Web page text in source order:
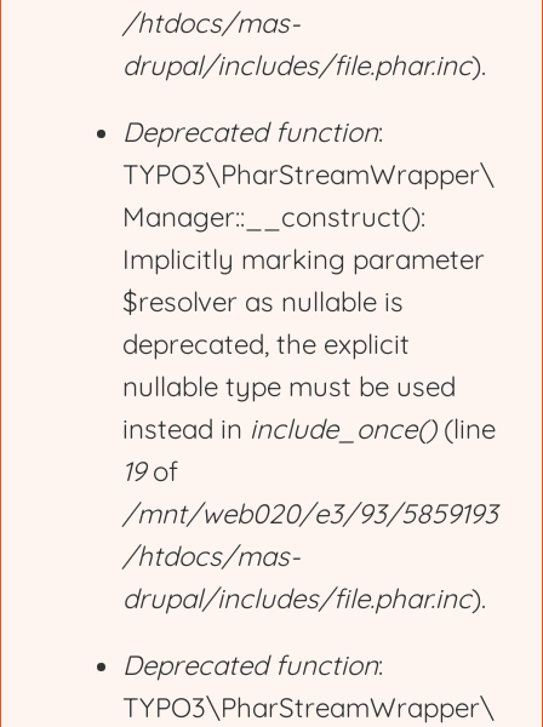
/htdocs/mas-
drupal/includes/file.phar.inc).
Deprecated function:
TYPO3\PharStreamWrapper\
Manager::__construct():
Implicitly marking parameter
$resolver as nullable is
deprecated, the explicit
nullable type must be used
instead in include_once()(line
19of
/mnt/web020/e3/93/5859193
/htdocs/mas-
drupal/includes/file.phar.inc).
Deprecated function:
TYPO3\PharStreamWrapper\